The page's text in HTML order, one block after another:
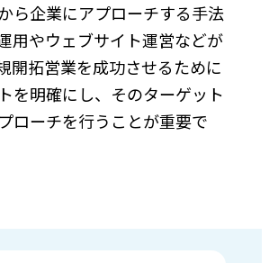
ら企業にアプローチする手法
用やウェブサイト運営などが
開拓営業を成功させるために
を明確にし、そのターゲット
ローチを行うことが重要で